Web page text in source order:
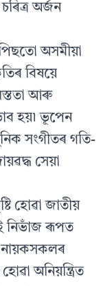
অৰ্জন
অসমীয়া
বিষয়ে
আৰু
হয়৷ ভূপেন
সংগীতৰ গতি-
সেয়া
হোৱা জাতীয়
নিভাঁজ ৰূপত
নায়কসকলৰ
অনিয়ন্ত্ৰিত